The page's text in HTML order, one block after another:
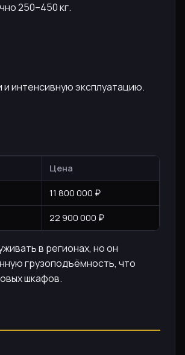
250–450 кг.
интенсивную эксплуатацию.
Цена
11 800 000 ₽
22 900 000 ₽
в регионах, но он
грузоподъёмность, что
шкафов.